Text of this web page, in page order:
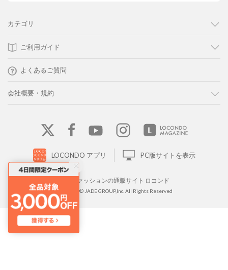
カテゴリ
ご利用ガイド
よくあるご質問
会社概要・規約
LOCONDO アプリ PC版サイトを表示
靴とファッションの通販サイト ロコンド
Copyright © JADE GROUP,Inc. All Rights Reserved